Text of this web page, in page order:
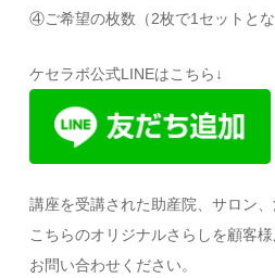
④ご希望の枚数（2枚で1セットとな
ケセラボ公式LINEはこちら↓
講座を受講された助産院、サロン
こちらのオリジナルさらしを顧客
お問い合わせください。